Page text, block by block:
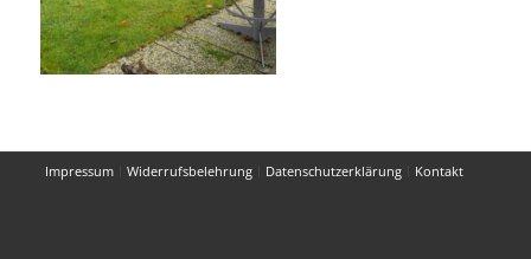
Impressum Widerrufsbelehrung Datenschutzerklärung Kontakt